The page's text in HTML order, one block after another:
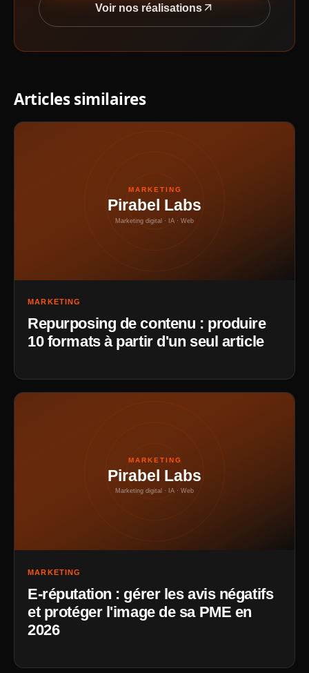
Voir nos réalisationsarrow_outward
Articles similaires
MARKETING
Pirabel Labs
Marketing digital · IA · Web
MARKETING
Repurposing de contenu : produire
10 formats à partir d'un seul article
MARKETING
Pirabel Labs
Marketing digital · IA · Web
MARKETING
E-réputation : gérer les avis négatifs
et protéger l'image de sa PME en
2026